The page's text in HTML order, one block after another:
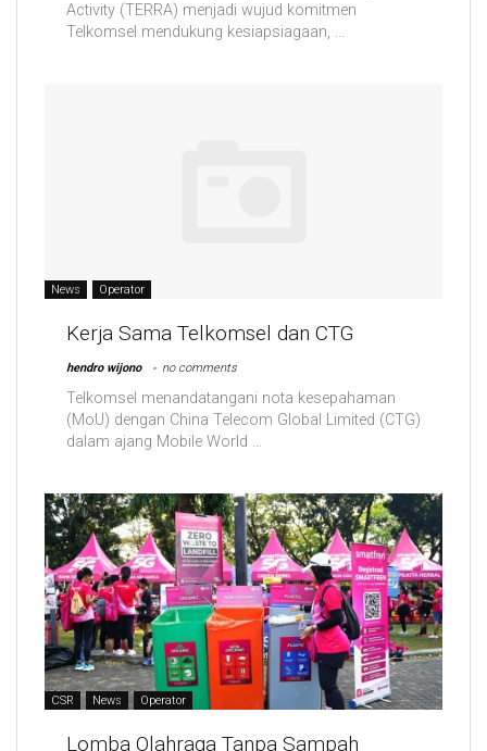
Activity (TERRA) menjadi wujud komitmen
Telkomsel mendukung kesiapsiagaan, ...
News Operator
Kerja Sama Telkomsel dan CTG
hendro wijono no comments
Telkomsel menandatangani nota kesepahaman
(MoU) dengan China Telecom Global Limited (CTG)
dalam ajang Mobile World ...
CSR News Operator
Lomba Olahraga Tanpa Sampah